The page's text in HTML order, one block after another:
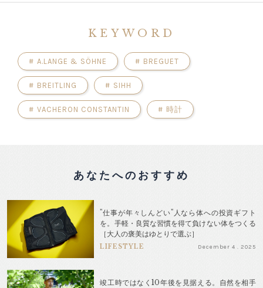
KEYWORD
# A.LANGE & SÖHNE # BREGUET
# BREITLING # SIHH
# VACHERON CONSTANTIN # 時計
あなたへのおすすめ
"仕事が年々しんどい"人なら体への投資ギフト
を。手軽・良質な習慣を得て負けない体をつくる
［大人の褒美はゆとりで選ぶ］
LIFESTYLE December 4 . 2025
竣工時ではなく10年後を見据える。自然を相手